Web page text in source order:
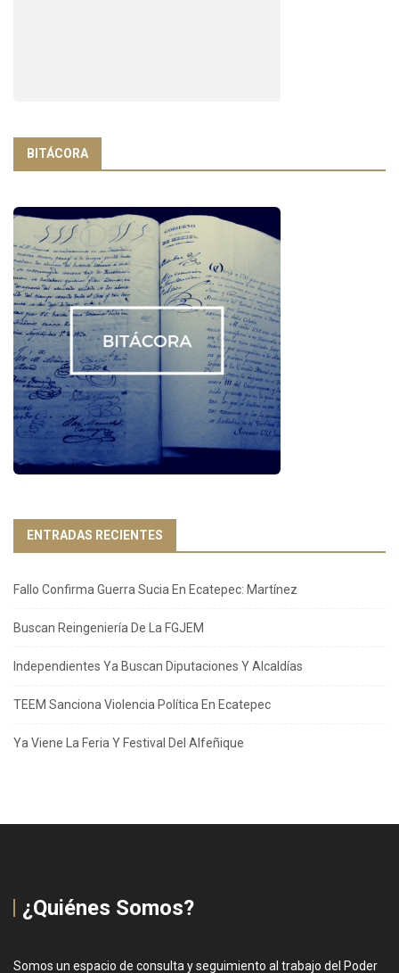
BITÁCORA
ENTRADAS RECIENTES
Fallo Confirma Guerra Sucia En Ecatepec: Martínez
Buscan Reingeniería De La FGJEM
Independientes Ya Buscan Diputaciones Y Alcaldías
TEEM Sanciona Violencia Política En Ecatepec
Ya Viene La Feria Y Festival Del Alfeñique
¿Quiénes Somos?
Somos un espacio de consulta y seguimiento al trabajo del Poder